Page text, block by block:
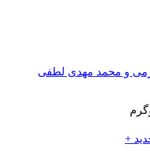
و محمد مهدی لطفی
+